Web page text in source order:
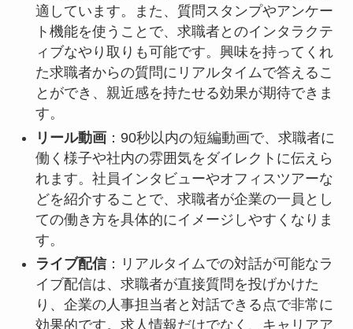
適しています。また、質問スタンプやアンケー
ト機能を使うことで、求職者とのインタラクテ
ィブなやり取りも可能です。興味を持ってくれ
た求職者からの質問にリアルタイムで答えるこ
とができ、親近感を持たせる効果が期待できま
す。
リール動画：90秒以内の短編動画で、求職者に
働く様子や社内の雰囲気をダイレクトに伝えら
れます。社員インタビューやオフィスツアーな
どを紹介することで、求職者が企業の一員とし
ての働き方を具体的にイメージしやすくなりま
す。
ライブ配信：リアルタイムでの対話が可能なラ
イブ配信は、求職者が直接質問を投げかけた
り、企業の人事担当者と対話できる点で非常に
効果的です。求人情報だけでなく、キャリアア